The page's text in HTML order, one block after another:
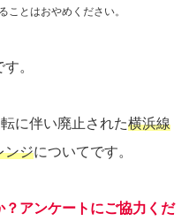
ことはおやめください。
。
に伴い廃止された横浜線
ンジについてです。
アンケートにご協力くだ